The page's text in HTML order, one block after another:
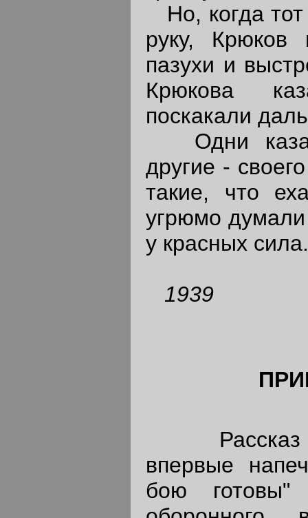
Но, когда тот
руку, Крюков
пазухи и
Крюкова
поскакали
Одни
другие -
такие, что
угрюмо думали
у красных сила.
1939
Рассказ
впервые
бою